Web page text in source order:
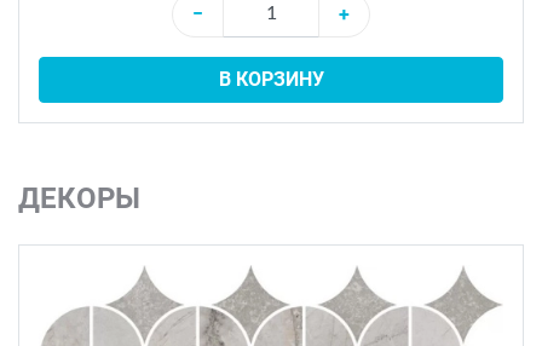
−
+
В КОРЗИНУ
ДЕКОРЫ